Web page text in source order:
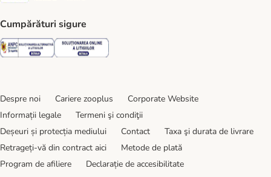
Cumpărături sigure
Security Security
Despre noi Cariere zooplus
Corporate Website
Informații legale
Termeni şi condiţii
Deșeuri și protecția mediului
Contact
Taxa şi durata de livrare
Retrageți-vă din contract aici
Metode de plată
Program de afiliere
Declarație de accesibilitate